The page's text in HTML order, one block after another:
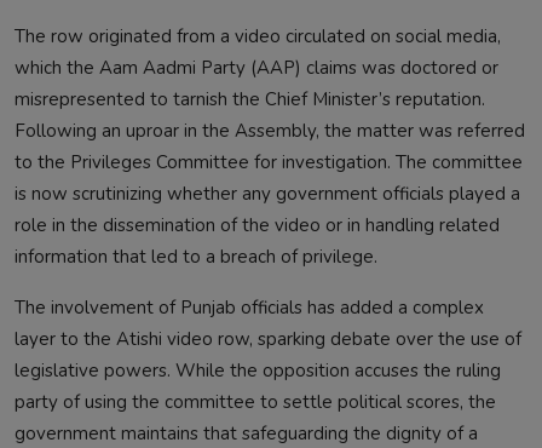
The row originated from a video circulated on social media,
which the Aam Aadmi Party (AAP) claims was doctored or
misrepresented to tarnish the Chief Minister’s reputation.
Following an uproar in the Assembly, the matter was referred
to the Privileges Committee for investigation. The committee
is now scrutinizing whether any government officials played a
role in the dissemination of the video or in handling related
information that led to a breach of privilege.
The involvement of Punjab officials has added a complex
layer to the Atishi video row, sparking debate over the use of
legislative powers. While the opposition accuses the ruling
party of using the committee to settle political scores, the
government maintains that safeguarding the dignity of a